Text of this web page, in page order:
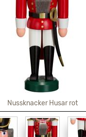
Nussknacker Husar rot